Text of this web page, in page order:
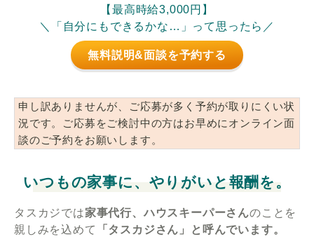
【最高時給3,000円】
＼「自分にもできるかな…」って思ったら／
無料説明&面談を予約する
申し訳ありませんが、ご応募が多く予約が取りにくい状
況です。ご応募をご検討中の方はお早めにオンライン面
談のご予約をお願いします。
いつもの家事に、やりがいと報酬を。
タスカジでは家事代行、ハウスキーパーさんのことを
親しみを込めて
「タスカジさん」と呼んでいます。